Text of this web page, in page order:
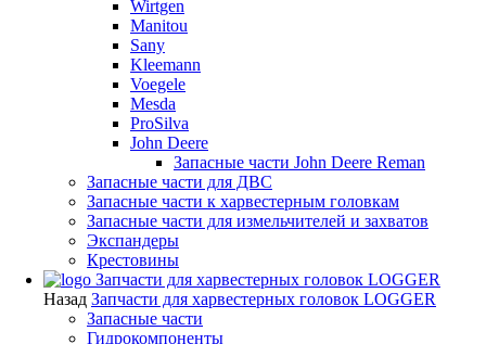
Wirtgen
Manitou
Sany
Kleemann
Voegele
Mesda
ProSilva
John Deere
Запасные части John Deere Reman
Запасные части для ДВС
Запасные части к харвестерным головкам
Запасные части для измельчителей и захватов
Экспандеры
Крестовины
Запчасти для харвестерных головок LOGGER
Назад Запчасти для харвестерных головок LOGGER
Запасные части
Гидрокомпоненты